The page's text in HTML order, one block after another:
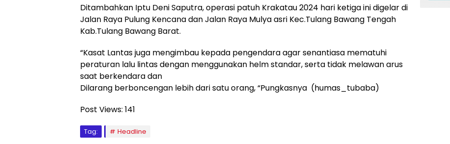
Ditambahkan Iptu Deni Saputra, operasi patuh Krakatau 2024 hari ketiga ini digelar di
Jalan Raya Pulung Kencana dan Jalan Raya Mulya asri Kec.Tulang Bawang Tengah
Kab.Tulang Bawang Barat.
“Kasat Lantas juga mengimbau kepada pengendara agar senantiasa mematuhi
peraturan lalu lintas dengan menggunakan helm standar, serta tidak melawan arus
saat berkendara dan
Dilarang berboncengan lebih dari satu orang, “Pungkasnya (humas_tubaba)
Post Views: 141
Tag: Headline